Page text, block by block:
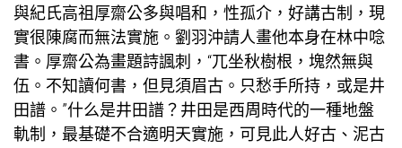
與紀氏高祖厚齋公多與唱和，性孤介，好講古制，現
實很陳腐而無法實施。劉羽沖請人畫他本身在林中唸
書。厚齋公為畫題詩諷刺，“兀坐秋樹根，塊然無與
伍。不知讀何書，但見須眉古。只愁手所持，或是井
田譜。”什么是井田譜？井田是西周時代的一種地盤
軌制，最基礎不合適明天實施，可見此人好古、泥古